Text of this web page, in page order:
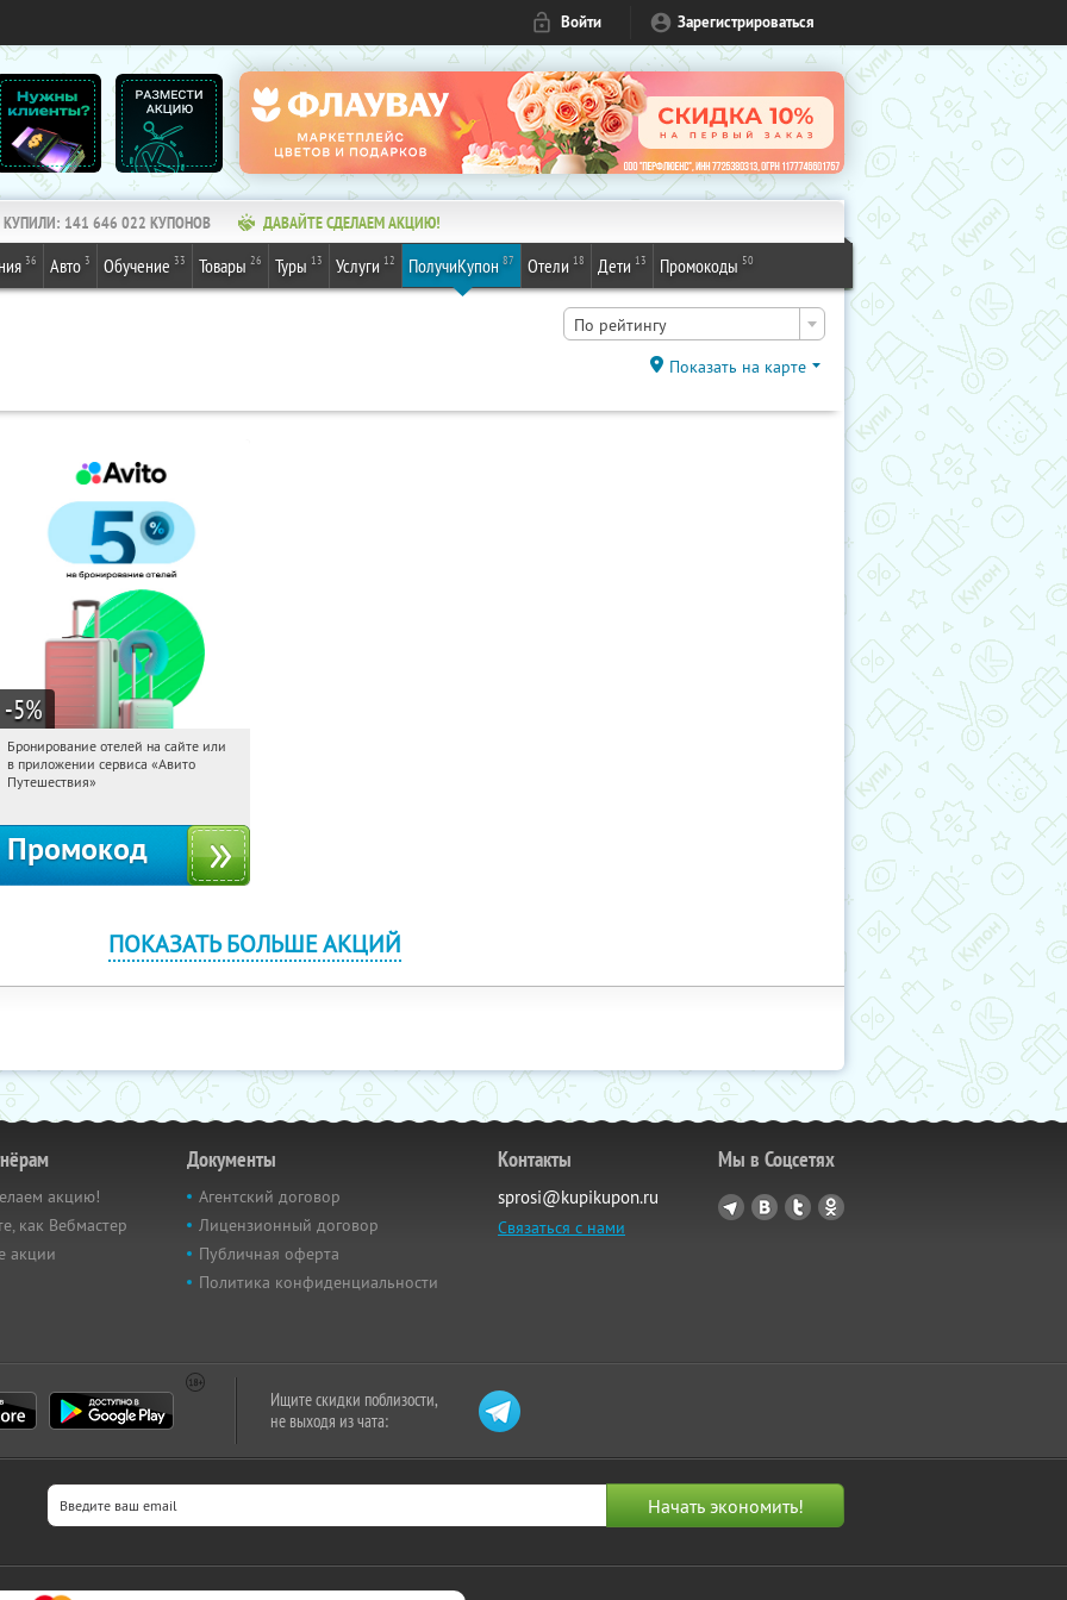
Войти Зарегистрироваться
КУПИЛИ: 141 646 022 КУПОНОВ ДАВАЙТЕ СДЕЛАЕМ АКЦИЮ!
36 Авто 3 Обучение 33 Товары 26 Туры 13 Услуги 12 ПолучиКупон 87 Отели 18 Дети 13 Промокоды 50
По рейтингу
Показать на карте
-5%
06:35:05
Получи первым!
Россия
Бронирование отелей на сайте или
в приложении сервиса «Авито
Путешествия»
Промокод
ПОКАЗАТЬ БОЛЬШЕ АКЦИЙ
акцию!
как Вебмастер
акции
Документы
Агентский договор
Лицензионный договор
Публичная оферта
Политика конфиденциальности
Контакты
sprosi@kupikupon.ru
Связаться с нами
Мы в Соцсетях
Ищите скидки поблизости,
не выходя из чата: